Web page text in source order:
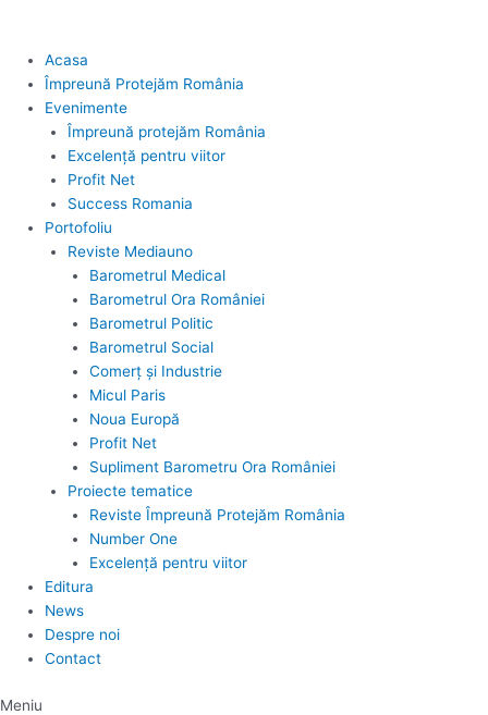
Acasa
Împreună Protejăm România
Evenimente
Împreună protejăm România
Excelență pentru viitor
Profit Net
Success Romania
Portofoliu
Reviste Mediauno
Barometrul Medical
Barometrul Ora României
Barometrul Politic
Barometrul Social
Comerț și Industrie
Micul Paris
Noua Europă
Profit Net
Supliment Barometru Ora României
Proiecte tematice
Reviste Împreună Protejăm România
Number One
Excelență pentru viitor
Editura
News
Despre noi
Contact
Meniu